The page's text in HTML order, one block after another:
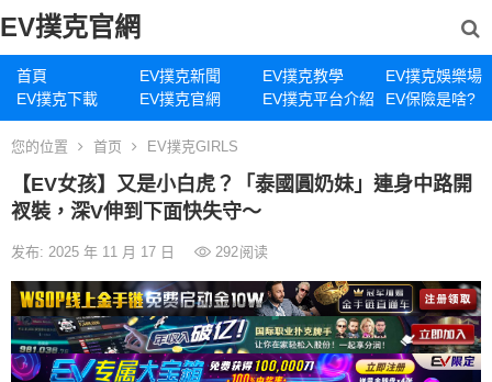
EV撲克官網
首頁 EV撲克新聞 EV撲克教學
EV撲克娛樂場
EV撲克下載
EV撲克官網 EV撲克平台介紹 EV保險是啥?
您的位置 首页 EV撲克GIRLS
【EV女孩】又是小白虎？「泰國圓奶妹」連身中路開
衩裝，深V伸到下面快失守～
发布: 2025 年 11 月 17 日 292阅读